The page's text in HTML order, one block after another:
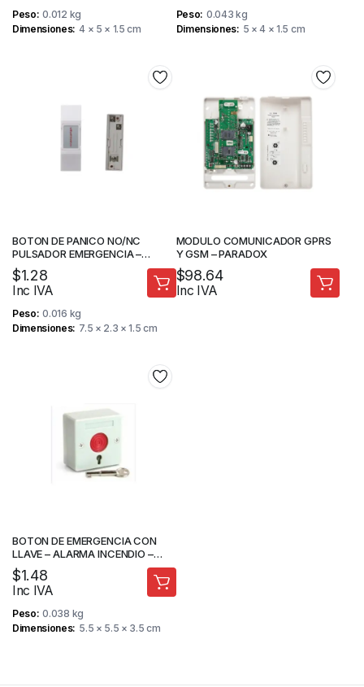
Peso 0.012 kg
Dimensiones 4 × 5 × 1.5 cm
Peso 0.043 kg
Dimensiones
5 × 4 × 1.5 cm
BOTON DE PANICO NO/NC
PULSADOR EMERGENCIA –
KINUTEK
$1.28
Inc IVA
Peso 0.016 kg
Dimensiones 7.5 × 2.3 × 1.5 cm
MODULO COMUNICADOR GPRS
Y GSM – PARADOX
$98.64
Inc IVA
BOTON DE EMERGENCIA CON
LLAVE – ALARMA INCENDIO –
STV
$1.48
Inc IVA
Peso 0.038 kg
Dimensiones 5.5 × 5.5 × 3.5 cm